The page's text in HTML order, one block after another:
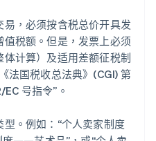
，必须按含税总价开具发
税额。但是，发票上必须
计算）及适用差额征税制
法国税收总法典》(CGI) 第
号指令”。
。例如：“个人卖家制度